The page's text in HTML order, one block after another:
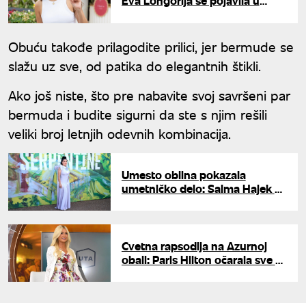
Obuću takođe prilagodite prilici, jer bermude se
slažu uz sve, od patika do elegantnih štikli.
Ako još niste, što pre nabavite svoj savršeni par
bermuda i budite sigurni da ste s njim rešili
veliki broj letnjih odevnih kombinacija.
Umesto oblina pokazala
umetničko delo: Salma Hajek u
Cvetna rapsodija na Azurnoj
obali: Paris Hilton očarala sve u